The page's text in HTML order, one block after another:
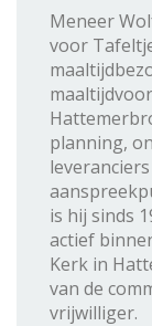
Meneer
voor
planning,
is hij sinds
actief
Kerk in
van de
vrijwilliger.